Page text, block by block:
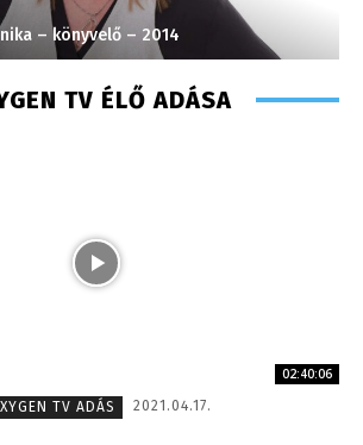
– könyvelő – 2014
TV ÉLŐ ADÁSA
02:40:06
TV ADÁS
2021.04.17.